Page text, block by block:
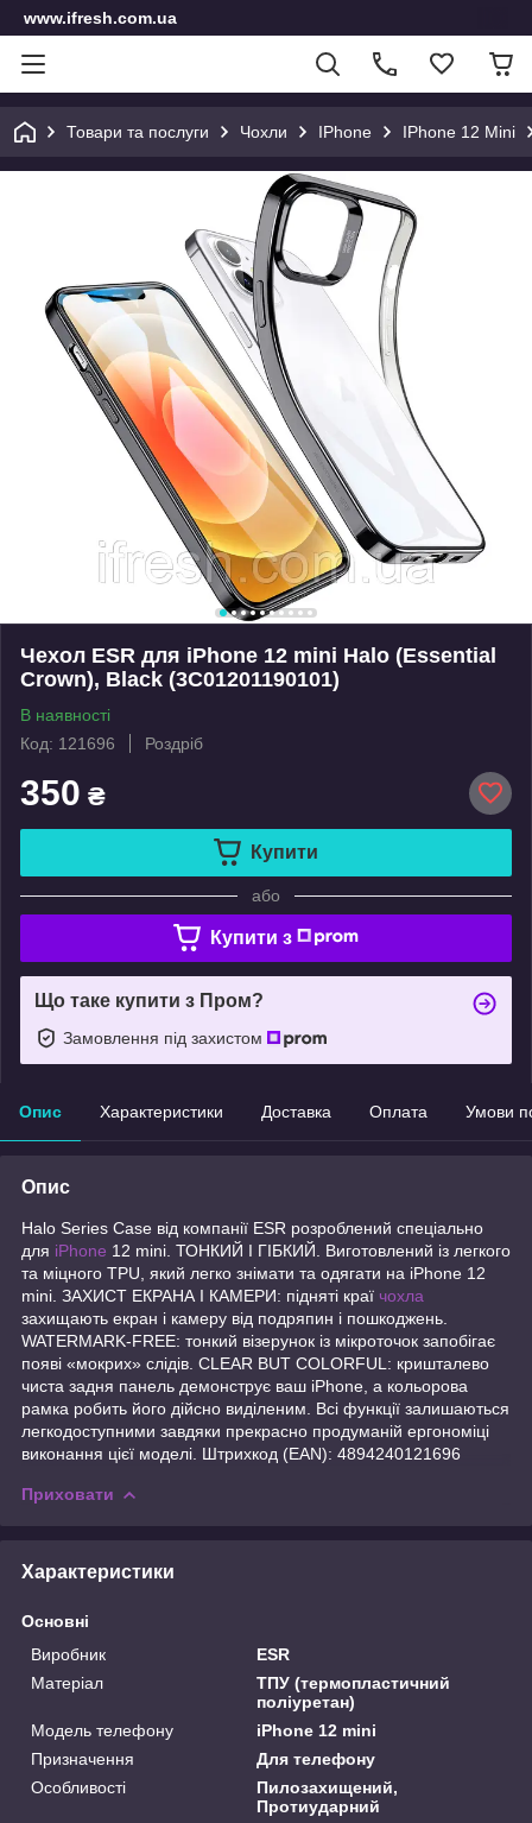
www.ifresh.com.ua
Товари та послуги Чохли IPhone IPhone 12 Mini
Чехол ESR для iPhone 12 mini Halo (Essential
Crown), Black (3C01201190101)
В наявності
Код: 121696
Роздріб
350 ₴
Купити
або
Купити з
Що таке купити з Пром?
Замовлення під захистом
Опис Характеристики Доставка Оплата Умови
Опис
Halo Series Case від компанії ESR розроблений спеціально
для iPhone 12 mini. ТОНКИЙ І ГІБКИЙ. Виготовлений із легкого
та міцного TPU, який легко знімати та одягати на iPhone 12
mini. ЗАХИСТ ЕКРАНА І КАМЕРИ: підняті краї чохла
захищають екран і камеру від подряпин і пошкоджень.
WATERMARK-FREE: тонкий візерунок із мікроточок запобігає
появі «мокрих» слідів. CLEAR BUT COLORFUL: кришталево
чиста задня панель демонструє ваш iPhone, а кольорова
рамка робить його дійсно виділеним. Всі функції залишаються
легкодоступними завдяки прекрасно продуманій ергономіці
виконання цієї моделі. Штрихкод (EAN): 4894240121696
Приховати
Характеристики
Основні
Виробник
ESR
Матеріал
ТПУ (термопластичний
поліуретан)
Модель телефону
iPhone 12 mini
Призначення
Для телефону
Особливості
Пилозахищений,
Протиударний